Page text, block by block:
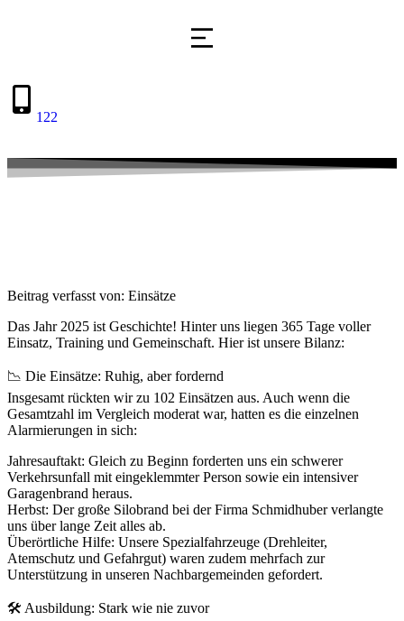
122
Beitrag verfasst von: Einsätze
Das Jahr 2025 ist Geschichte! Hinter uns liegen 365 Tage voller
Einsatz, Training und Gemeinschaft. Hier ist unsere Bilanz:
📉 Die Einsätze: Ruhig, aber fordernd
Insgesamt rückten wir zu 102 Einsätzen aus. Auch wenn die
Gesamtzahl im Vergleich moderat war, hatten es die einzelnen
Alarmierungen in sich:
Jahresauftakt: Gleich zu Beginn forderten uns ein schwerer
Verkehrsunfall mit eingeklemmter Person sowie ein intensiver
Garagenbrand heraus.
Herbst: Der große Silobrand bei der Firma Schmidhuber verlangte
uns über lange Zeit alles ab.
Überörtliche Hilfe: Unsere Spezialfahrzeuge (Drehleiter,
Atemschutz und Gefahrgut) waren zudem mehrfach zur
Unterstützung in unseren Nachbargemeinden gefordert.
🛠️ Ausbildung: Stark wie nie zuvor